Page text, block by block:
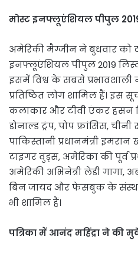
मोस्ट इनफ्लूएंशियल पीपुल
अमेरिकी मैग्जीन ने बुधवार को
इनफ्लूएंशियल पीपुल 2019
इसमें विश्व के सबसे प्रभावशाली
प्रतिष्ठित लोग शामिल हैं। इस
कलाकार और टीवी एंकर हसन
डोनाल्ड ट्रंप, पोप फ्रांसिस, चीनी
पाकिस्तानी प्रधानमंत्री इमरान
टाइगर वुड्स, अमेरिका की पूर्व
अमेरिकी अभिनेत्री लेडी गागा,
बिन जायद और फेसबुक के
भी शामिल हैं।
पत्रिका में आनंद महिंद्रा ने की